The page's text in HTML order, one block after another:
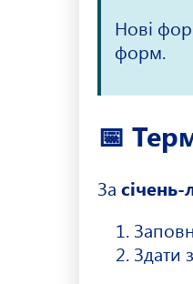
Нові
форм.
📅
За
Здати